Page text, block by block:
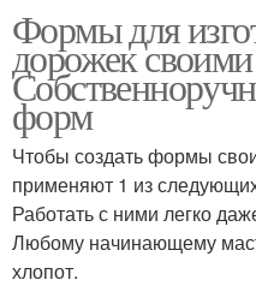
Формы для
дорожек
форм
Чтобы создать формы
применяют 1 из
Работать с ними легко
Любому начинающему
хлопот.